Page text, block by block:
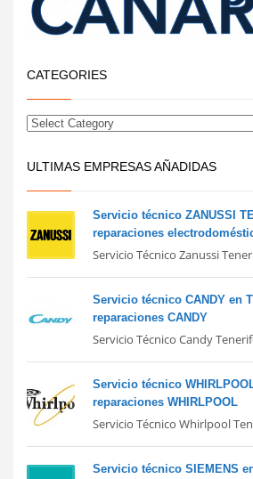
CATEGORIES
ULTIMAS EMPRESAS AÑADIDAS
Servicio técnico ZANUSSI
reparaciones
Servicio Técnico Zanussi
Servicio técnico CANDY en
reparaciones CANDY
Servicio Técnico Candy
Servicio técnico
reparaciones WHIRLPOOL
Servicio Técnico Whirlpool
Servicio técnico SIEMENS